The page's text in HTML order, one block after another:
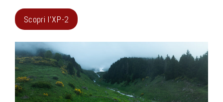
Scopri l'XP-2